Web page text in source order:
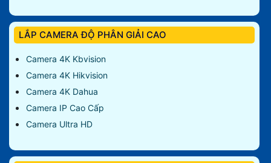
LẮP CAMERA ĐỘ PHÂN GIẢI CAO
Camera 4K Kbvision
Camera 4K Hikvision
Camera 4K Dahua
Camera IP Cao Cấp
Camera Ultra HD